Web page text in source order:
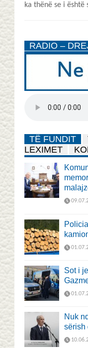
ka thënë se i
RADIO –
TË FUNDIT
LEXIMET
Sot i
Nuk
sërish